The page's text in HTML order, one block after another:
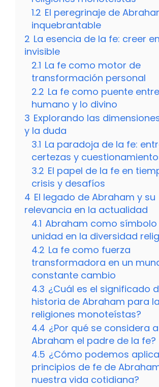
1.2 El peregrinaje de
inquebrantable
2 La esencia de la fe: creer
invisible
2.1 La fe como motor de
transformación personal
2.2 La fe como puente
humano y lo divino
3 Explorando las
y la duda
3.1 La paradoja de la fe:
certezas y
3.2 El papel de la fe en
crisis y desafíos
4 El legado de Abraham y su
relevancia en la actualidad
4.1 Abraham como símbolo
unidad en la diversidad
4.2 La fe como fuerza
transformadora en un
constante cambio
4.3 ¿Cuál es el significado
historia de Abraham para
religiones monoteístas?
4.4 ¿Por qué se considera a
Abraham el padre de la fe?
4.5 ¿Cómo podemos
principios de fe de
nuestra vida cotidiana?